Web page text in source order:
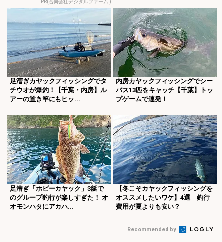
PR(合同会社デジタルファーム )
足漕ぎカヤックフィッシングでタ
チウオが爆釣！【千葉・内房】ル
アーの置き竿にもヒッ...
内房カヤックフィッシングでシー
バス13匹をキャッチ【千葉】トッ
プゲームで連発！
足漕ぎ「ホビーカヤック」3艇で
のグループ釣行が楽しすぎた！ オ
オモンハタにアカハ...
【冬こそカヤックフィッシングを
オススメしたいワケ】4選 釣行
費用が夏よりも安い？
Recommended by